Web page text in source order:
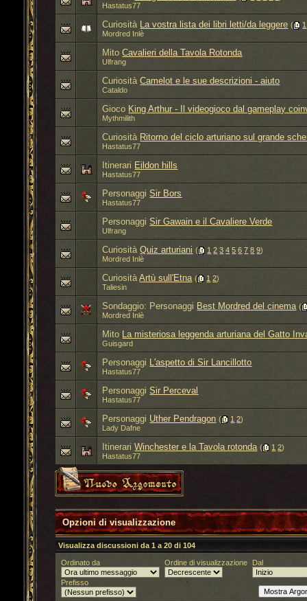
Hastatus77
Curiosità La vostra lista dei libri letti/da leggere ‎(
1
Mordred Inlè
MitoCavalieri della Tavola Rotonda
Ulfrang
CuriositàCamelot e le sue descrizioni - aiuto
Cataldo
Gioco King Arthur - Il videogioco dal gameplay
Mythmilith
Curiosità Ritorno del ciclo arturiano sul grande
Hastatus77
Itinerari Eildon hills
Hastatus77
PersonaggiSir Bors
Hastatus77
PersonaggiSir Gawain e il Cavaliere Verde
Ulfrang
CuriositàQuiz arturiani ‎( 1 2 3 4 5 6 7 8 9)
Mordred Inlè
CuriositàArtù sull'Etna‎( 1 2)
Taliesin
Sondaggio: Personaggi Best Mordred del cinema‎(
Mordred Inlè
Mito La misteriosa leggenda arturiana del Gatto
Guisgard
Personaggi L'aspetto di Sir Lancillotto
Hastatus77
PersonaggiSir Perceval
Hastatus77
Personaggi Uther Pendragon ‎( 1 2)
Lady Dafne
ItinerariWinchester e la Tavola rotonda‎( 1 2)
Hastatus77
Opzioni di visualizzazione
Visualizza discussioni da 1 a 20 di 104
Ordinato da Ordine di visualizzazione Dal
Prefisso